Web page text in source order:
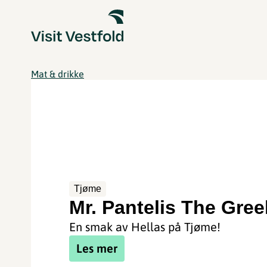
Mat & drikke
Tjøme
Mr. Pantelis The
En smak av Hellas på Tjøme!
Les mer